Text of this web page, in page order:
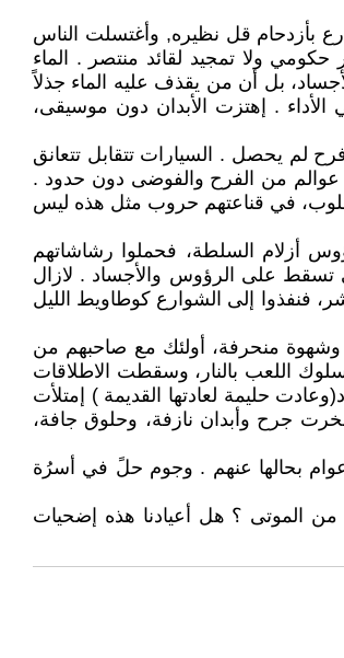
وأختنقت الشوارع بأزدحام قل نظيره, وأغتسلت الناس
ولا تمجيد لقائد منتصر . الماء
بل أن من يقذف عليه الماء جذلاً
. إهتزت الأبدان دون موسيقى،
لم يحصل . السيارات تتقابل تتعانق
عوالم من الفرح والفوضى دون حدود .
في قناعتهم حروب مثل هذه ليس
أزلام السلطة، فحملوا رشاشاتهم
تسقط على الرؤوس والأجساد . لازال
فنفذوا إلى الشوارع كوطاويط الليل
منحرفة، أولئك مع صاحبهم من
اللعب بالنار، وسقطت الاطلاقات
حليمة لعادتها القديمة ) إمتلأت
جرح وأبدان نازفة، وحلوق جافة،
بحالها عنهم . وجوم حلً في أسرُة
من الموتى ؟ هل أعيادنا هذه إضحيات